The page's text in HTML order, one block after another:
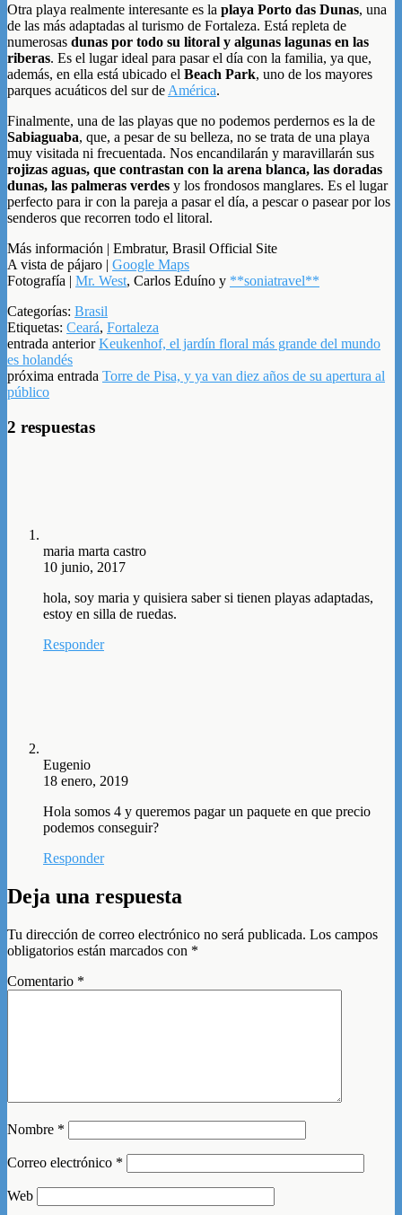
Otra playa realmente interesante es la playa Porto das Dunas, una
de las más adaptadas al turismo de Fortaleza. Está repleta de
numerosas dunas por todo su litoral y algunas lagunas en las
riberas. Es el lugar ideal para pasar el día con la familia, ya que,
además, en ella está ubicado el Beach Park, uno de los mayores
parques acuáticos del sur de América.
Finalmente, una de las playas que no podemos perdernos es la de
Sabiaguaba, que, a pesar de su belleza, no se trata de una playa
muy visitada ni frecuentada. Nos encandilarán y maravillarán sus
rojizas aguas, que contrastan con la arena blanca, las doradas
dunas, las palmeras verdes y los frondosos manglares. Es el lugar
perfecto para ir con la pareja a pasar el día, a pescar o pasear por los
senderos que recorren todo el litoral.
Más información | Embratur, Brasil Official Site
A vista de pájaro | Google Maps
Fotografía | Mr. West, Carlos Eduíno y **soniatravel**
Categorías: Brasil
Etiquetas: Ceará, Fortaleza
entrada anteriorKeukenhof, el jardín floral más grande del mundo
es holandés
próxima entrada Torre de Pisa, y ya van diez años de su apertura al
público
2 respuestas
maria marta castro
10 junio, 2017
hola, soy maria y quisiera saber si tienen playas adaptadas,
estoy en silla de ruedas.
Responder
Eugenio
18 enero, 2019
Hola somos 4 y queremos pagar un paquete en que precio
podemos conseguir?
Responder
Deja una respuesta
Tu dirección de correo electrónico no será publicada. Los campos
obligatorios están marcados con *
Comentario *
Nombre *
Correo electrónico *
Web